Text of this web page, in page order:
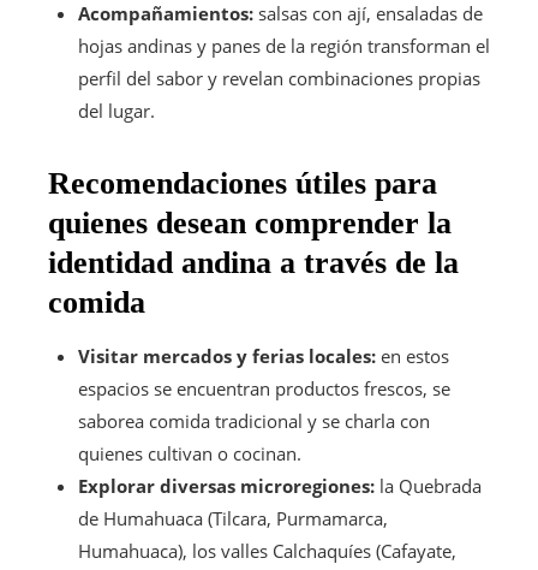
Acompañamientos: salsas con ají, ensaladas de
hojas andinas y panes de la región transforman el
perfil del sabor y revelan combinaciones propias
del lugar.
Recomendaciones útiles para
quienes desean comprender la
identidad andina a través de la
comida
Visitar mercados y ferias locales: en estos
espacios se encuentran productos frescos, se
saborea comida tradicional y se charla con
quienes cultivan o cocinan.
Explorar diversas microregiones: la Quebrada
de Humahuaca (Tilcara, Purmamarca,
Humahuaca), los valles Calchaquíes (Cafayate,